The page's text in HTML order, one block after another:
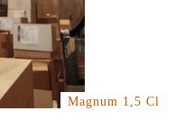
Magnum 1,5 Cl